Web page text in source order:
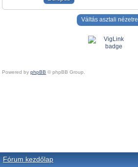
Váltás asztali nézetre
Powered by phpBB © phpBB Group.
Fórum kezdőlap